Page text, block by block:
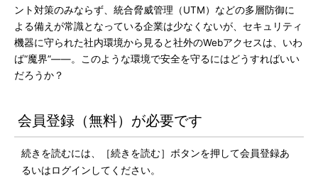
ント対策のみならず、統合脅威管理（UTM）などの多層防御に
よる備えが常識となっている企業は少なくないが、セキュリティ
機器に守られた社内環境から見ると社外のWebアクセスは、いわ
ば“魔界”――。このような環境で安全を守るにはどうすればいい
だろうか？
会員登録（無料）が必要です
続きを読むには、［続きを読む］ボタンを押して会員登録あ
るいはログインしてください。